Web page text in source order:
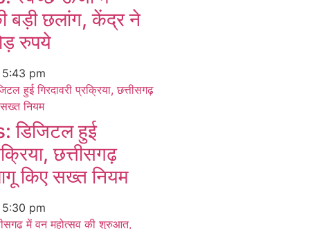
बड़ी छलांग, केंद्र ने
रुपये
5:43 pm
डिजिटल हुई
छत्तीसगढ़
किए सख्त नियम
5:30 pm